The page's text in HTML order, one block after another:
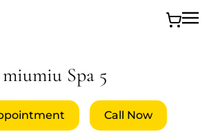
miumiu Spa 5
Call Now